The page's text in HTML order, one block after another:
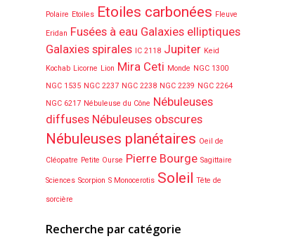
Polaire Etoiles Etoiles carbonées Fleuve
Eridan Fusées à eau Galaxies elliptiques
Galaxies spirales IC 2118 Jupiter Keid
Kochab Licorne Lion Mira Ceti Monde NGC 1300
NGC 1535 NGC 2237 NGC 2238 NGC 2239 NGC 2264
NGC 6217 Nébuleuse du Cône Nébuleuses
diffuses Nébuleuses obscures
Nébuleuses planétaires Oeil de
Cléopatre Petite Ourse Pierre Bourge Sagittaire
Sciences Scorpion S Monocerotis Soleil Tête de
sorcière
Recherche par catégorie